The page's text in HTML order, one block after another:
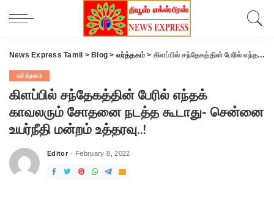
News Express Tamil > Blog > வர்த்தகம் > கிளப்பில் சந்தேகத்தின் பேரில் எந்தக் காவலரும் சோதனை நடத்த கூடாது- சென்னை உயர்நீதி மன்றம் உத்தரவு..!
வர்த்தகம்
கிளப்பில் சந்தேகத்தின் பேரில் எந்தக்
காவலரும் சோதனை நடத்த கூடாது- சென்னை
உயர்நீதி மன்றம் உத்தரவு..!
Posted
Editor February 8, 2022